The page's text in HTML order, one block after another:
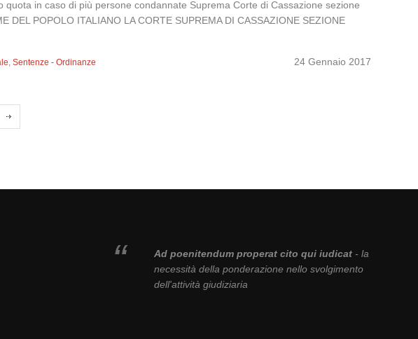
in caso di più persone condannate Suprema Corte di Cassazione sezione
POPOLO ITALIANO LA CORTE SUPREMA DI CASSAZIONE SEZIONE
24 Gennaio 2017
,Sentenze - Ordinanze
Ad poenitendum properat cito qui iudicat- la
necessità della ponderazione nello svolgimento
dell'attività giudiziaria